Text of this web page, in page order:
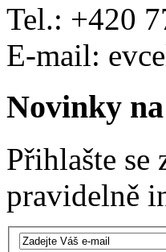
Tel.: +420
E-mail:
Novinky
Přihlašte se
pravidelně